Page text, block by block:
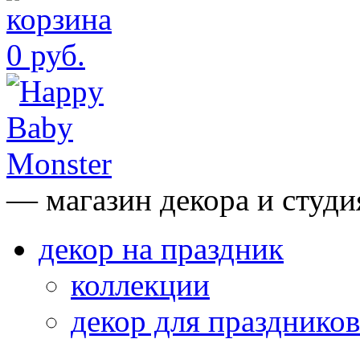
0 руб.
— магазин декора и
декор на праздник
коллекции
декор для праздников